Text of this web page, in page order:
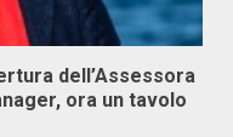
dell’Assessora
ora un tavolo